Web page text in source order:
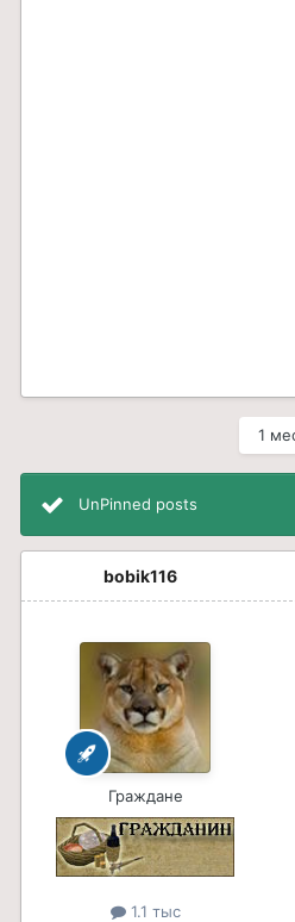
1
UnPinned posts
bobik116
Граждане
1.1 тыс